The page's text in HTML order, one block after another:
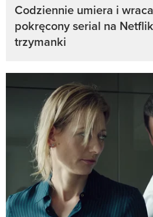
Codziennie umiera i
pokręcony serial na
trzymanki